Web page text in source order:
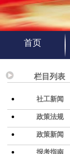
首页
栏目列表
社工新闻
政策法规
政策新闻
报考指南